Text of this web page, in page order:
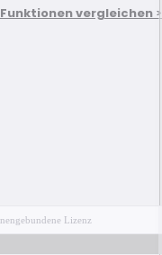
vergleichen >
Lizenz